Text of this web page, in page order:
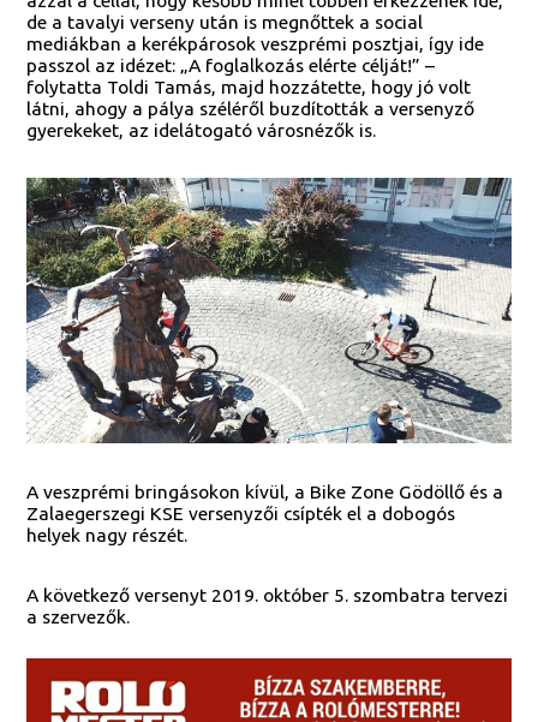
de a tavalyi verseny után is megnőttek a social
mediákban a kerékpárosok veszprémi posztjai, így ide
passzol az idézet: „A foglalkozás elérte célját!” –
folytatta Toldi Tamás, majd hozzátette, hogy jó volt
látni, ahogy a pálya széléről buzdították a versenyző
gyerekeket, az idelátogató városnézők is.
A veszprémi bringásokon kívül, a Bike Zone Gödöllő és a
Zalaegerszegi KSE versenyzői csípték el a dobogós
helyek nagy részét.
A következő versenyt 2019. október 5. szombatra tervezi
a szervezők.